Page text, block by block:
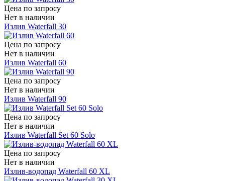
Цена по запросу
Нет в наличии
Излив Waterfall 30
Цена по запросу
Нет в наличии
Излив Waterfall 60
Цена по запросу
Нет в наличии
Излив Waterfall 90
Цена по запросу
Нет в наличии
Излив Waterfall Set 60 Solo
Цена по запросу
Нет в наличии
Излив-водопад Waterfall 60 XL